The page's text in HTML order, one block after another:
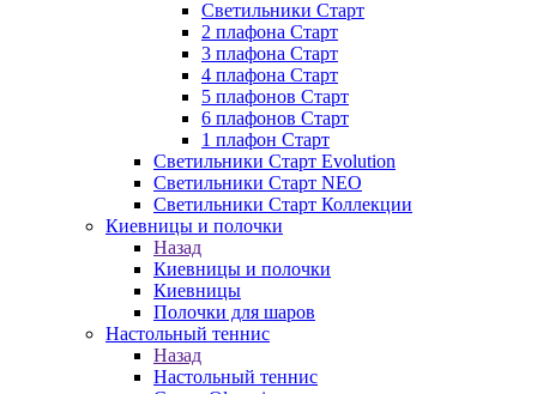
Светильники Старт
2 плафона Старт
3 плафона Старт
4 плафона Старт
5 плафонов Старт
6 плафонов Старт
1 плафон Старт
Светильники Старт Evolution
Светильники Старт NEO
Светильники Старт Коллекции
Киевницы и полочки
Назад
Киевницы и полочки
Киевницы
Полочки для шаров
Настольный теннис
Назад
Настольный теннис